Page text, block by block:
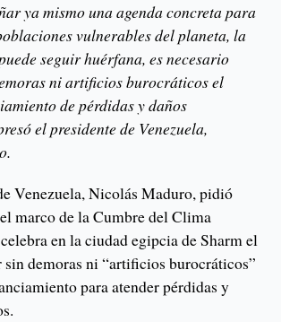
ya mismo una agenda concreta para
vulnerables del planeta, la
seguir huérfana, es necesario
ni artificios burocráticos el
de pérdidas y daños
el presidente de Venezuela,
Venezuela, Nicolás Maduro, pidió
marco de la Cumbre del Clima
en la ciudad egipcia de Sharm el
sin demoras ni “artificios burocráticos”
para atender pérdidas y